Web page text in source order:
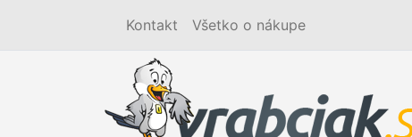
Kontakt Všetko o nákupe